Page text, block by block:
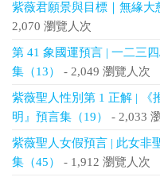
紫薇君願景與目標｜無緣大
2,070 瀏覽人次
第 41 象國運預言 | 一二三
集（13）
- 2,049 瀏覽人次
紫薇聖人性別第 1 正解 | 《
明』預言集（19）
- 2,033
紫薇聖人女假預言 | 此女非
集（45）
- 1,912 瀏覽人次